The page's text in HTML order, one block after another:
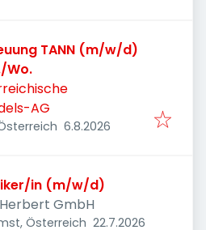
TANN (m/w/d)
Wo.
AG
Veröffentlicht
6.8.2026
in (m/w/d)
GmbH
Österreich Veröffentlicht
22.7.2026